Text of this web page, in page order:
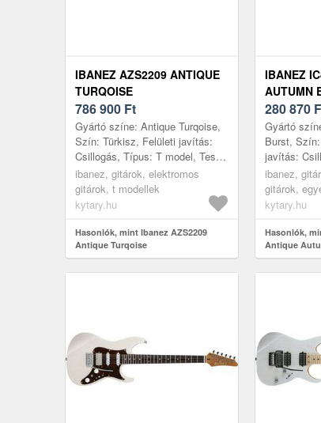
IBANEZ AZS2209 ANTIQUE
TURQOISE
786 900 Ft
Gyártó színe: Antique Turqoise,
Szín: Türkisz, Felületi javítás:
Csillogás, Típus: T model, Test:
Kőris, Top: Nem tartalmaz, Nyak:
Juharfa, Nyak pr...
ibanez, gitárok, elektromos
gitárok, t modellek
kytary.hu
Hasonlók, mint Ibanez AZS2209
Antique Turqoise
IBANEZ
AUTUMN
280 870
Gyártó
Burst,
javítás:
Iceman,
Nem
Nya...
ibanez,
gitárok,
kytary.hu
Hasonlók,
Antique